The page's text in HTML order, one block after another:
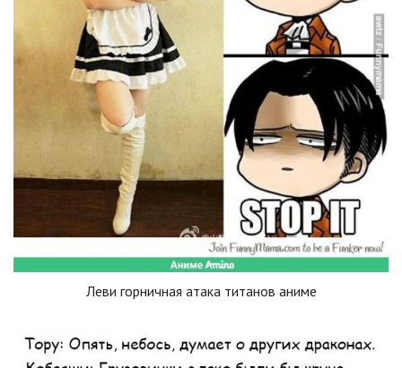
Леви горничная атака титанов аниме